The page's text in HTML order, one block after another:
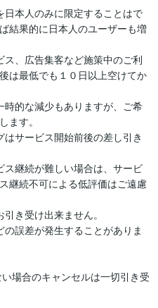
本人のみに限定することはで
結果的に日本人のユーザーも増
、広告集客など施策中のご利
は最低でも１０日以上空けてか
的な減少もありますが、ご希
ます。
サービス開始前後の差し引き
継続が難しい場合は、サービ
継続不可による低評価はご遠慮
き受け出来ません。
誤差が発生することがありま
合のキャンセルは一切引き受